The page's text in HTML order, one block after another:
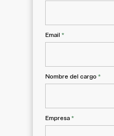
Email *
Nombre del cargo *
Empresa *